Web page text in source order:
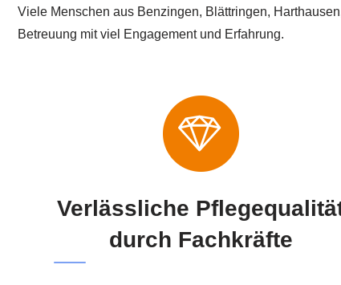
Viele Menschen aus Benzingen, Blättringen,
Betreuung mit viel Engagement und Erfahrung.
Verlässliche
durch Fachkräfte